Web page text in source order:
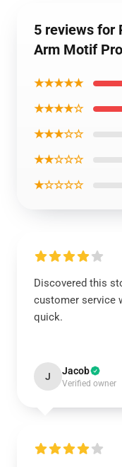
5 reviews for
Arm Motif
★★★★★
★★★★☆
★★★☆☆
★★☆☆☆
★☆☆☆☆
Discovered this
customer service
quick.
J Jacob
Verified owner